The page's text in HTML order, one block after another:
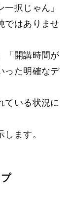
択じゃん」
ではありませ
「開講時間が
った明確なデ
ている状況に
ます。